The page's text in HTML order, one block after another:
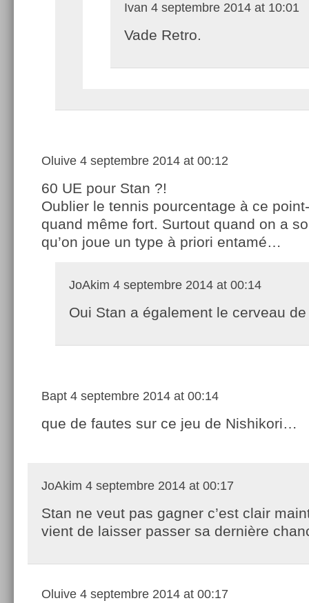
Ivan 4 septembre 2014 at 10:01
Vade Retro.
Oluive 4 septembre 2014 at 00:12
60 UE pour Stan ?!
Oublier le tennis pourcentage à ce
quand même fort. Surtout quand on a
qu’on joue un type à priori entamé…
JoAkim 4 septembre 2014 at 00:14
Oui Stan a également le cerveau
Bapt 4 septembre 2014 at 00:14
que de fautes sur ce jeu de Nishikori…
JoAkim 4 septembre 2014 at 00:17
Stan ne veut pas gagner c’est clair
vient de laisser passer sa dernière
Oluive 4 septembre 2014 at 00:17